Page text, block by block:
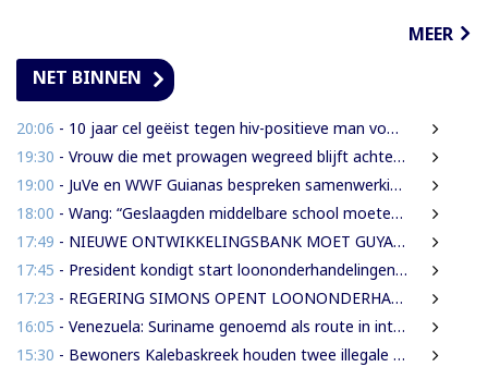
MEER
NET BINNEN
20:06 - 10 jaar cel geëist tegen hiv-positieve man voor vrijheidsberoving, mishandeling en verkrachting van sekswerkster
19:30 - Vrouw die met prowagen wegreed blijft achter tralies
19:00 - JuVe en WWF Guianas bespreken samenwerking rond natuurbescherming
18:00 - Wang: “Geslaagden middelbare school moeten 450 SRD betalen om diploma te ontvangen”
17:49 - NIEUWE ONTWIKKELINGSBANK MOET GUYANESE BEDRIJVEN KLAARSTOMEN OM BUITENLANDSE BEDRIJVEN TE VERVANGEN
17:45 - President kondigt start loononderhandelingen met vakbonden aan
17:23 - REGERING SIMONS OPENT LOONONDERHANDELINGEN MET OVERHEIDSVAKBONDEN NA LICHTE FINANCIËLE ADEMRUIMTE
16:05 - Venezuela: Suriname genoemd als route in internationale cocaïnesmokkel naar Europa
15:30 - Bewoners Kalebaskreek houden twee illegale vreemdelingen aan met vuurwapen en communicatieapparatuur